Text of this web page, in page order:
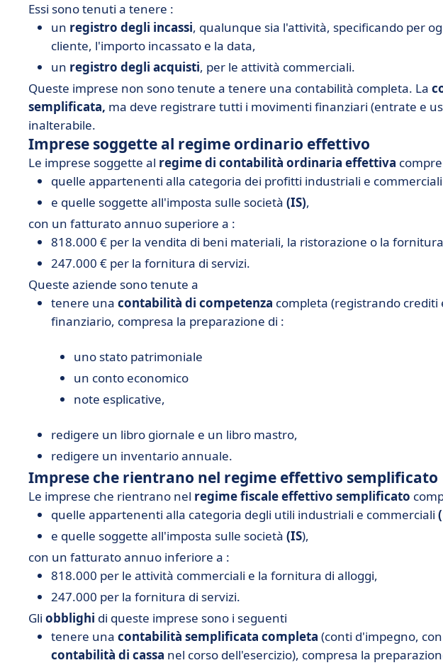
Essi sono tenuti a tenere :
un registro degli incassi, qualunque sia l'attività, specificando per
cliente, l'importo incassato e la data,
un registro degli acquisti, per le attività commerciali.
Queste imprese non sono tenute a tenere una contabilità completa. La
semplificata, ma deve registrare tutti i movimenti finanziari (entrate e
inalterabile.
Imprese soggette al regime ordinario effettivo
Le imprese soggette al regime di contabilità ordinaria effettiva
quelle appartenenti alla categoria dei profitti industriali e commerciali
e quelle soggette all'imposta sulle società (IS),
con un fatturato annuo superiore a :
818.000 € per la vendita di beni materiali, la ristorazione o la
247.000 € per la fornitura di servizi.
Queste aziende sono tenute a
tenere una contabilità di competenza completa (registrando
finanziario, compresa la preparazione di :
uno stato patrimoniale
un conto economico
note esplicative,
redigere un libro giornale e un libro mastro,
redigere un inventario annuale.
Imprese che rientrano nel regime effettivo semplificato
Le imprese che rientrano nel regime fiscale effettivo semplificato
quelle appartenenti alla categoria degli utili industriali e commerciali
e quelle soggette all'imposta sulle società (IS),
con un fatturato annuo inferiore a :
818.000 per le attività commerciali e la fornitura di alloggi,
247.000 per la fornitura di servizi.
Gli obblighi di queste imprese sono i seguenti
tenere una contabilità semplificata completa (conti d'impegno,
contabilità di cassa nel corso dell'esercizio), compresa la